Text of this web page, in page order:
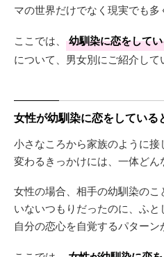
マの世界だけでなく現実でも多
ここでは、 幼馴染に恋をして
について、男女別にご紹介して
女性が幼馴染に恋をしている
小さなころから家族のように
変わるきっかけには、一体どん
女性の場合、相手の幼馴染の
いないつもりだったのに、ふ
自分の恋心を自覚するパターン